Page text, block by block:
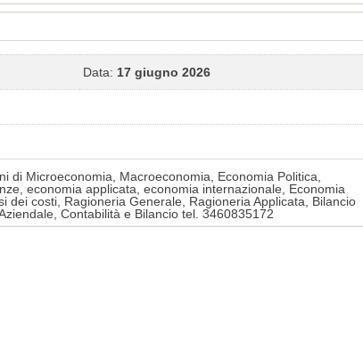
Data: 17 giugno 2026
di Microeconomia, Macroeconomia, Economia Politica,
economia applicata, economia internazionale, Economia
dei costi, Ragioneria Generale, Ragioneria Applicata, Bilancio
Contabilità e Bilancio tel. 3460835172